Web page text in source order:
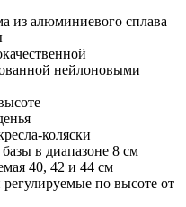
из алюминиевого сплава
нейлоновыми
коляски
в диапазоне 8 см
40, 42 и 44 см
по высоте от